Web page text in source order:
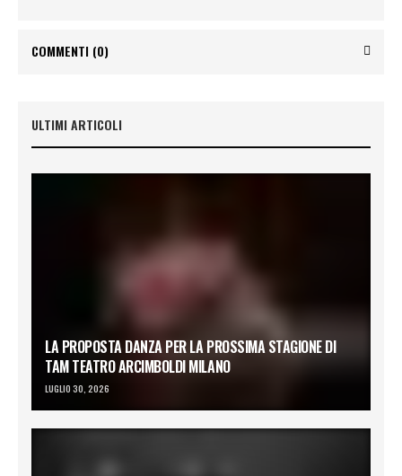
COMMENTI (0)
ULTIMI ARTICOLI
LA PROPOSTA DANZA PER LA PROSSIMA STAGIONE DI
TAM TEATRO ARCIMBOLDI MILANO
LUGLIO 30, 2026